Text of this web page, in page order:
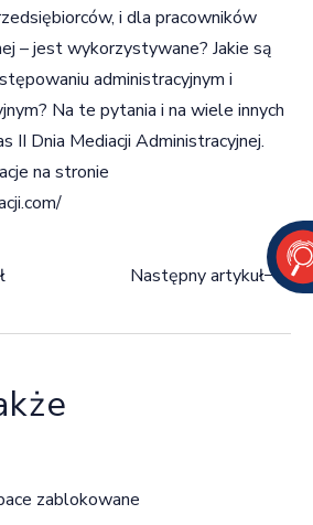
i dla pracowników
– jest wykorzystywane? Jakie są
administracyjnym i
Na te pytania i na wiele innych
II Dnia Mediacji Administracyjnej.
na stronie
Następny artykuł
zablokowane